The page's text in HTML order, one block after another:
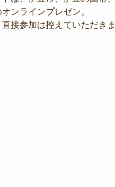
ンラインプレゼン。
接参加は控えていただきま